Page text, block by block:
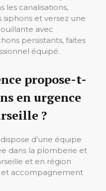
les canalisations,
et versez une
avec
persistants, faites
équipé.
propose-t-
en urgence
?
d’une équipe
dans la plomberie et
et en région
et accompagnement